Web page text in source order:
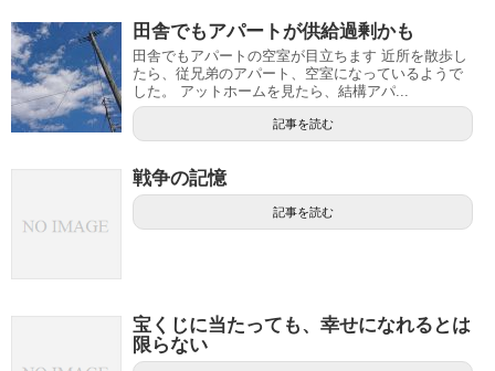
田舎でもアパートが供給過剰かも
田舎でもアパートの空室が目立ちます 近所を散歩し
たら、従兄弟のアパート、空室になっているようで
した。 アットホームを見たら、結構アパ...
記事を読む
戦争の記憶
記事を読む
宝くじに当たっても、幸せになれるとは
限らない